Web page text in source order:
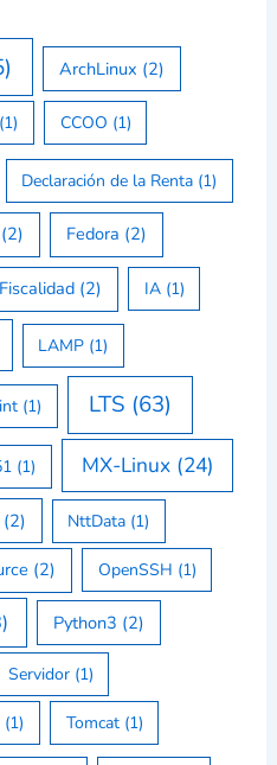
ArchLinux (2)
(1) CCOO (1)
Declaración de la Renta (1)
(2) Fedora (2)
Fiscalidad(2) IA(1)
LAMP (1)
(1) LTS (63)
(1) MX-Linux(24)
NttData (1)
(2) OpenSSH (1)
Python3 (2)
Servidor(1)
(1) Tomcat(1)